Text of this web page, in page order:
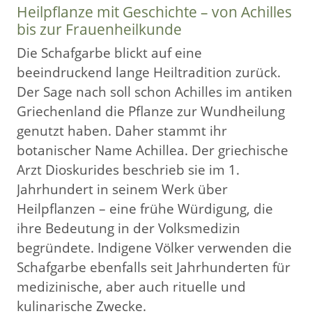
Heilpflanze mit Geschichte – von Achilles
bis zur Frauenheilkunde
Die Schafgarbe blickt auf eine
beeindruckend lange Heiltradition zurück.
Der Sage nach soll schon Achilles im antiken
Griechenland die Pflanze zur Wundheilung
genutzt haben. Daher stammt ihr
botanischer Name Achillea. Der griechische
Arzt Dioskurides beschrieb sie im 1.
Jahrhundert in seinem Werk über
Heilpflanzen – eine frühe Würdigung, die
ihre Bedeutung in der Volksmedizin
begründete. Indigene Völker verwenden die
Schafgarbe ebenfalls seit Jahrhunderten für
medizinische, aber auch rituelle und
kulinarische Zwecke.